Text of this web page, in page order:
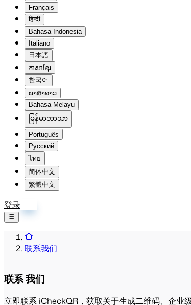
Français
हिन्दी
Bahasa Indonesia
Italiano
日本語
ភាសាខ្មែរ
한국어
ພາສາລາວ
Bahasa Melayu
မြန်မာဘာသာ
Português
Русский
ไทย
简体中文
繁體中文
登录
联系我们
联系我们
立即联系 iCheckQR，获取关于生成二维码、企业